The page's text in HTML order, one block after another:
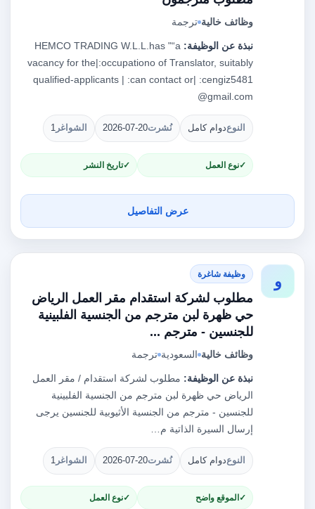
وظائف خالية ترجمة
نبذة عن الوظيفة: HEMCO TRADING W.L.L.has "“a
vacancy for the|:occupationo of Translator, suitably
qualified-applicants | :can contact or| :cengiz5481
@gmail.com
النوعدوام كامل نُشرت2026-07-20 الشواغر 1
نوع العمل تاريخ النشر
عرض التفاصيل
و وظيفة شاغرة
مطلوب لشركة استقدام مقر العمل الرياض
حي ظهرة لبن مترجم من الجنسية الفلبينية
للجنسين - مترجم ...
وظائف خالية السعودية ترجمة
نبذة عن الوظيفة: مطلوب لشركة استقدام / مقر العمل
الرياض حي ظهرة لبن مترجم من الجنسية الفلبينية
للجنسين - مترجم من الجنسية الأثيوبية للجنسين يرجى
إرسال السيرة الذاتية م…
النوعدوام كامل نُشرت2026-07-20 الشواغر 1
الموقع واضح نوع العمل